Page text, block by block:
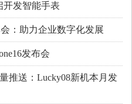
开发智能手表
：助力企业数字化发展
发布会
推送：Lucky08新机本月发